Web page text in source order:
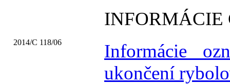
INFORMÁCIE
2014/C 118/06
Informácie
ukončení